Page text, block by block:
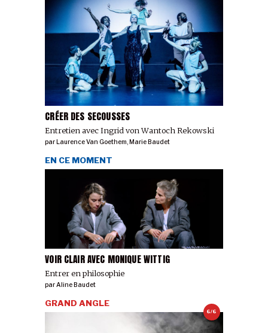
CRÉER DES SECOUSSES
Entretien avec Ingrid von Wantoch Rekowski
parLaurence Van Goethem,Marie Baudet
VOIR CLAIR AVEC MONIQUE WITTIG
Entrer en philosophie
EN CE MOMENT
parAline Baudet
6/6
GRAND ANGLE